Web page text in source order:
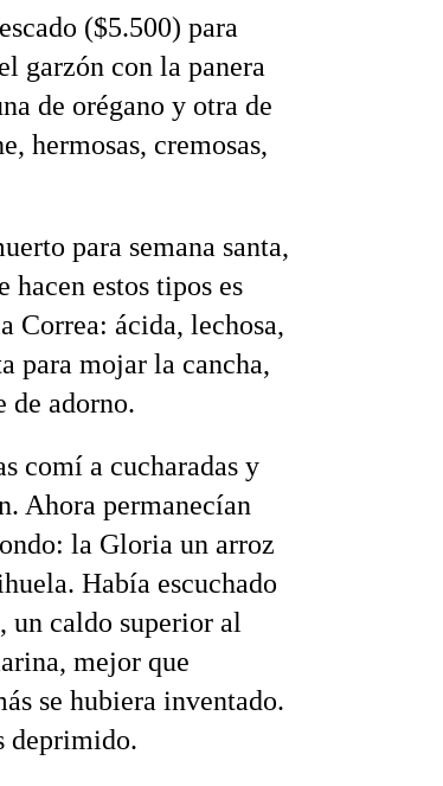
($5.500) para
garzón con la panera
de orégano y otra de
hermosas, cremosas,
para semana santa,
estos tipos es
Correa: ácida, lechosa,
para mojar la cancha,
de adorno.
comí a cucharadas y
Ahora permanecían
la Gloria un arroz
Había escuchado
un caldo superior al
mejor que
se hubiera inventado.
deprimido.